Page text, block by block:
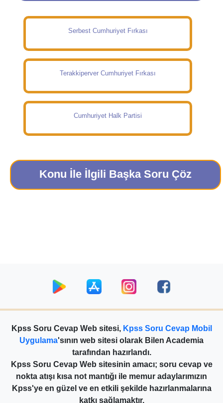
Serbest Cumhuriyet Fırkası
Terakkiperver Cumhuriyet Fırkası
Cumhuriyet Halk Partisi
Konu İle İlgili Başka Soru Çöz
Kpss Soru Cevap Web sitesi, Kpss Soru Cevap Mobil
Uygulama'sının web sitesi olarak Bilen Academia
tarafından hazırlandı.
Kpss Soru Cevap Web sitesinin amacı; soru cevap ve
nokta atışı kısa not mantığı ile memur adaylarımızın
Kpss'ye en güzel ve en etkili şekilde hazırlanmalarına
katkı sağlamaktır.